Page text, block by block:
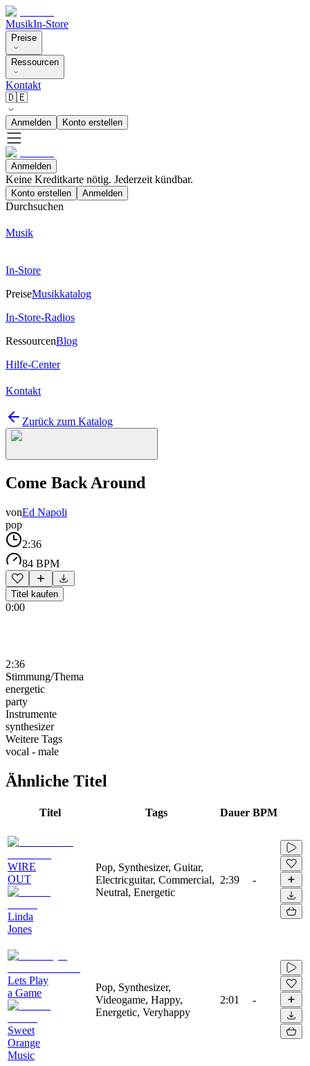
MusikIn-Store
Preise
Ressourcen
Kontakt
🇩🇪
Anmelden Konto erstellen
Anmelden
Keine Kreditkarte nötig. Jederzeit kündbar.
Konto erstellen Anmelden
Durchsuchen
Musik
In-Store
PreiseMusikkatalog
In-Store-Radios
RessourcenBlog
Hilfe-Center
Kontakt
Zurück zum Katalog
Come Back Around
vonEd Napoli
pop
2:36
84 BPM
Titel kaufen
0:00
2:36
Stimmung/Thema
energetic
party
Instrumente
synthesizer
Weitere Tags
vocal - male
Ähnliche Titel
Titel Tags Dauer BPM
WIRE
OUT
Linda
Jones
Pop, Synthesizer, Guitar,
Electricguitar, Commercial,
Neutral, Energetic
2:39 -
Lets Play
a Game
Sweet
Orange
Music
Pop, Synthesizer,
Videogame, Happy,
Energetic, Veryhappy
2:01 -